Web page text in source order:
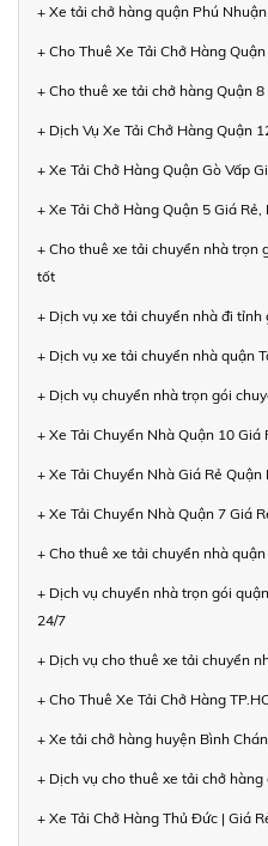
+ Xe tải chở hàng quận Phú
+ Cho Thuê Xe Tải Chở Hàng
+ Cho thuê xe tải chở hàng Quận
+ Dịch Vụ Xe Tải Chở Hàng Quận
+ Xe Tải Chở Hàng Quận Gò Vấp
+ Xe Tải Chở Hàng Quận 5 Giá
+ Cho thuê xe tải chuyển nhà trọn
tốt
+ Dịch vụ xe tải chuyển nhà đi tỉnh
+ Dịch vụ xe tải chuyển nhà quận
+ Dịch vụ chuyển nhà trọn gói
+ Xe Tải Chuyển Nhà Quận 10
+ Xe Tải Chuyển Nhà Giá Rẻ
+ Xe Tải Chuyển Nhà Quận 7 Giá
+ Cho thuê xe tải chuyển nhà
+ Dịch vụ chuyển nhà trọn gói
24/7
+ Dịch vụ cho thuê xe tải chuyển
+ Cho Thuê Xe Tải Chở Hàng
+ Xe tải chở hàng huyện Bình
+ Dịch vụ cho thuê xe tải chở hàng
+ Xe Tải Chở Hàng Thủ Đức | Giá